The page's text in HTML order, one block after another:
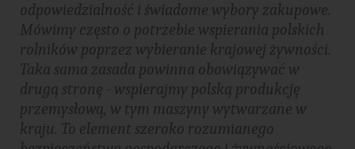
odpowiedzialność i świadome wybory zakupowe.
Mówimy często o potrzebie wspierania polskich
rolników poprzez wybieranie krajowej żywności.
Taka sama zasada powinna obowiązywać w
drugą stronę - wspierajmy polską produkcję
przemysłową, w tym maszyny wytwarzane w
kraju. To element szeroko rozumianego